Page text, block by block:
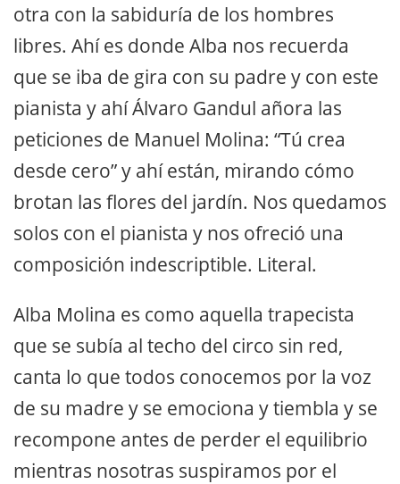
otra con la sabiduría de los hombres
libres. Ahí es donde Alba nos recuerda
que se iba de gira con su padre y con este
pianista y ahí Álvaro Gandul añora las
peticiones de Manuel Molina: “Tú crea
desde cero” y ahí están, mirando cómo
brotan las flores del jardín. Nos quedamos
solos con el pianista y nos ofreció una
composición indescriptible. Literal.
Alba Molina es como aquella trapecista
que se subía al techo del circo sin red,
canta lo que todos conocemos por la voz
de su madre y se emociona y tiembla y se
recompone antes de perder el equilibrio
mientras nosotras suspiramos por el